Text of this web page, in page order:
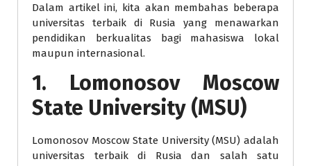
Dalam artikel ini, kita akan membahas beberapa
universitas terbaik di Rusia yang menawarkan
pendidikan berkualitas bagi mahasiswa lokal
maupun internasional.
1. Lomonosov Moscow
State University (MSU)
Lomonosov Moscow State University (MSU) adalah
universitas terbaik di Rusia dan salah satu